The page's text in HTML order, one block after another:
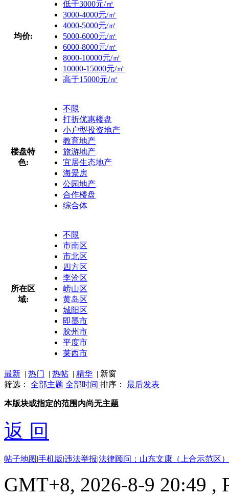
均价:
低于3000元/㎡
3000-4000元/㎡
4000-5000元/㎡
5000-6000元/㎡
6000-8000元/㎡
8000-10000元/㎡
10000-15000元/㎡
高于15000元/㎡
楼盘特
色:
不限
打折优惠楼盘
小户型投资地产
教育地产
旅游地产
宜居生态地产
海景房
公园地产
合作楼盘
综合体
所在区
域:
不限
市南区
市北区
四方区
李沧区
崂山区
黄岛区
城阳区
即墨市
胶州市
平度市
莱西市
最新 | 热门 | 热帖 | 精华 | 新窗
筛选： 全部主题 全部时间 排序： 最后发表
本版块或指定的范围内尚无主题
返 回
帖子地图|手机版|违法举报|法律顾问：山东文康（上合示范区
GMT+8, 2026-8-9 20:49 ,